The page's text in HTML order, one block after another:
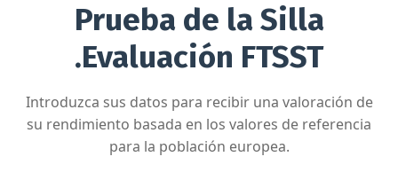
Prueba de la Silla
.Evaluación FTSST
Introduzca sus datos para recibir una valoración de
su rendimiento basada en los valores de referencia
para la población europea.